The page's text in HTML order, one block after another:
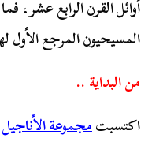
أوائل القرن الرابع عشر،
المسيحيون المرجع الأول
من البداية ..
اكتسبتمجموعة الأناجيل